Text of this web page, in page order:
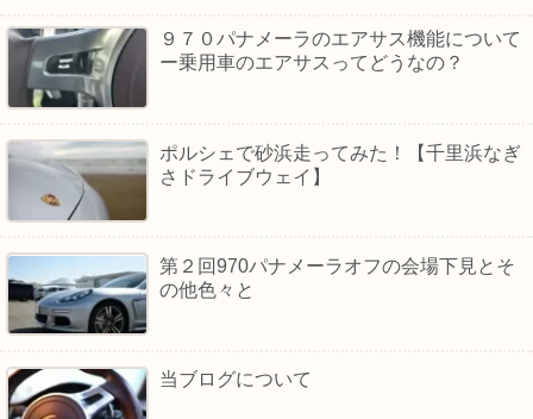
９７０パナメーラのエアサス機能について
ー乗用車のエアサスってどうなの？
ポルシェで砂浜走ってみた！【千里浜なぎ
さドライブウェイ】
第２回970パナメーラオフの会場下見とそ
の他色々と
当ブログについて